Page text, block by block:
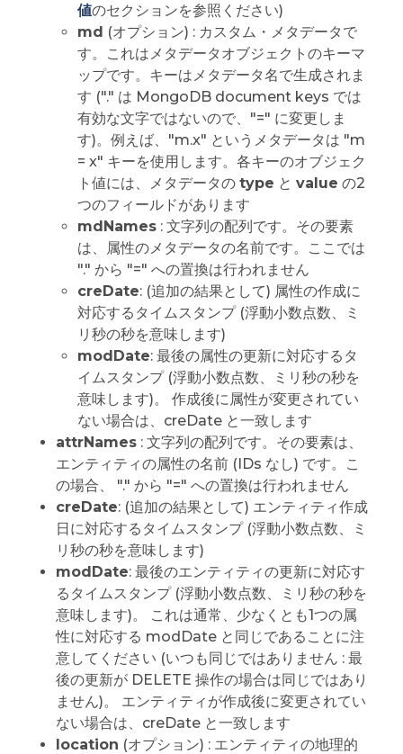
値のセクションを参照ください)
md (オプション) : カスタム・メタデータで
す。これはメタデータオブジェクトのキーマ
ップです。キーはメタデータ名で生成されま
す ("." は MongoDB document keys では
有効な文字ではないので、"=" に変更しま
す)。例えば、"m.x" というメタデータは "m
= x" キーを使用します。各キーのオブジェク
ト値には、メタデータの type と value の2
つのフィールドがあります
mdNames: 文字列の配列です。その要素
は、属性のメタデータの名前です。ここでは
"." から "=" への置換は行われません
creDate: (追加の結果として) 属性の作成に
対応するタイムスタンプ (浮動小数点数、ミ
リ秒の秒を意味します)
modDate: 最後の属性の更新に対応するタ
イムスタンプ (浮動小数点数、ミリ秒の秒を
意味します)。 作成後に属性が変更されてい
ない場合は、creDate と一致します
attrNames: 文字列の配列です。その要素は、
エンティティの属性の名前 (IDs なし) です。こ
の場合、 "." から "=" への置換は行われません
creDate: (追加の結果として) エンティティ作成
日に対応するタイムスタンプ (浮動小数点数、ミ
リ秒の秒を意味します)
modDate: 最後のエンティティの更新に対応す
るタイムスタンプ (浮動小数点数、ミリ秒の秒を
意味します)。 これは通常、少なくとも1つの属
性に対応する modDate と同じであることに注
意してください (いつも同じではありません : 最
後の更新が DELETE 操作の場合は同じではあり
ません)。 エンティティが作成後に変更されてい
ない場合は、creDate と一致します
location (オプション) : エンティティの地理的